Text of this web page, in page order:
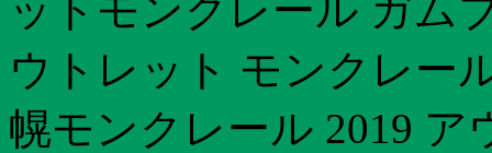
ットモンクレール ガム
ウトレット モンクレー
幌モンクレール 2019